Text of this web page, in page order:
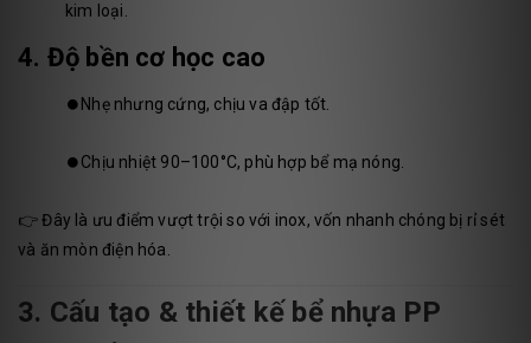
kim loại.
4. Độ bền cơ học cao
⏺️Nhẹ nhưng cứng, chịu va đập tốt.
⏺️Chịu nhiệt 90–100°C, phù hợp bể mạ nóng.
👉 Đây là ưu điểm vượt trội so với inox, vốn nhanh chóng bị rỉ sét
và ăn mòn điện hóa.
3. Cấu tạo & thiết kế bể nhựa PP